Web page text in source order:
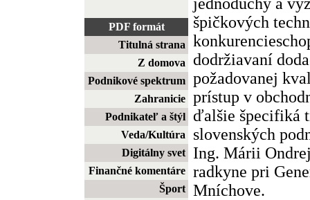
PDF formát
Titulná strana
Z domova
Podnikové spektrum
Zahranicie
Podnikateľ a štýl
Veda/Kultúra
Digitálny svet
Finančné komentáre
Šport
špičkových
dodržiavaní
požadovanej
prístup v
ďalšie špecifiká
slovenských
Ing. Márii
radkyne pri
Mníchove.